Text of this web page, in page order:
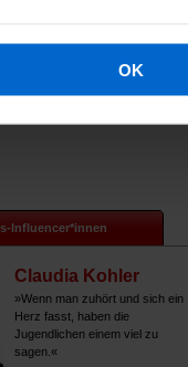
OK
Influencer*innen
Claudia Kohler
»Wenn man zuhört und sich ein
Herz fasst, haben die
Jugendlichen einem viel zu
sagen.«